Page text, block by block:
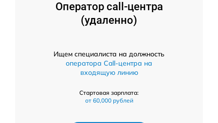
Оператор call-центра
(удаленно)
Ищем специалиста на должность
оператора Call-центра на
входящую линию
Стартовая зарплата:
от 60,000 рублей